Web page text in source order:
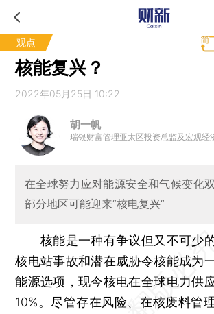
观点
核能复兴？
2022年05月25日 10:22
胡一帆
瑞银财富管理亚太区投资总监及宏观经
在全球努力应对能源安全和气候变化
部分地区可能迎来“核电复兴”
核能是一种有争议但又不可少
核电站事故和潜在威胁令核能成为
能源选项，现今核电在全球电力供
10%。尽管存在风险、在核废料管